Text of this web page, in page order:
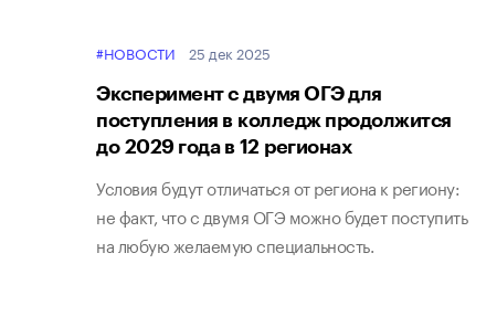
#НОВОСТИ 25 дек 2025
Эксперимент с двумя ОГЭ для
поступления в колледж продолжится
до 2029 года в 12 регионах
Условия будут отличаться от региона к региону:
не факт, что с двумя ОГЭ можно будет поступить
на любую желаемую специальность.